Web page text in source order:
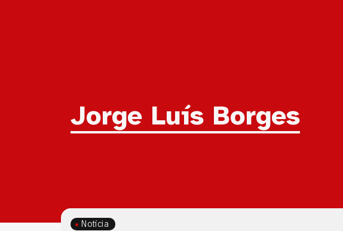
Tag:
Jorge Luís Borges
Notícia